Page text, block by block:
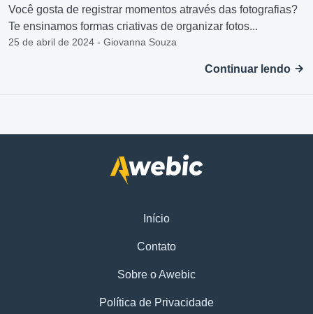
Você gosta de registrar momentos através das fotografias?
Te ensinamos formas criativas de organizar fotos...
25 de abril de 2024 - Giovanna Souza
Continuar lendo
Início
Contato
Sobre o Awebic
Política de Privacidade